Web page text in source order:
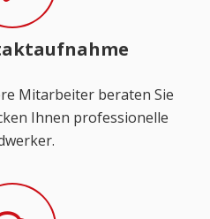
Mitarbeiter beraten Sie
Ihnen professionelle